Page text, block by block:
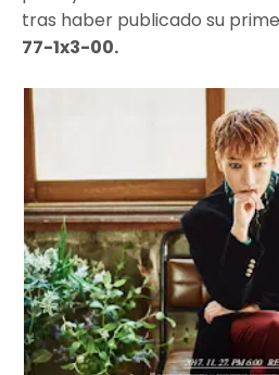
tras haber publicado su
77-1x3-00.